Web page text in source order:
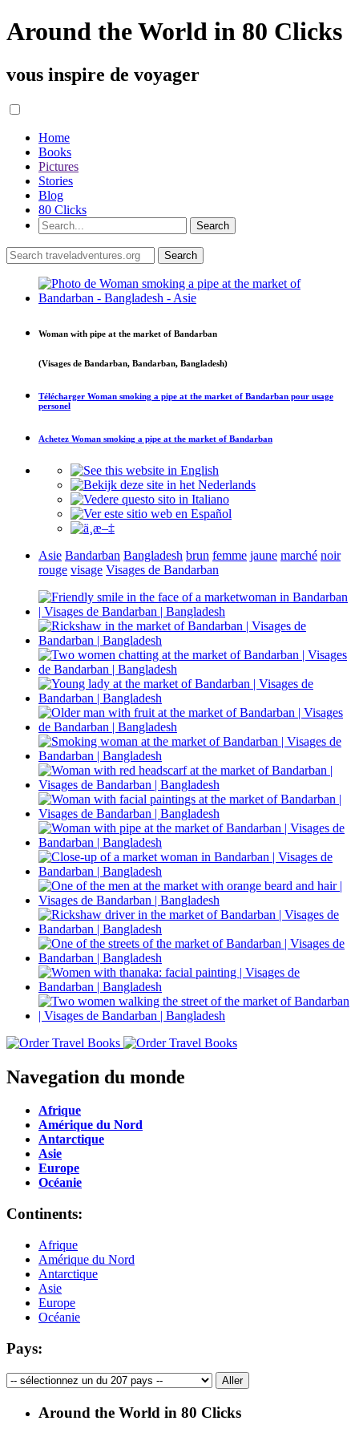
Around the World in 80 Clicks
vous inspire de voyager
Home
Books
Pictures
Stories
Blog
80 Clicks
Woman with pipe at the market of Bandarban
(Visages de Bandarban, Bandarban, Bangladesh)
Télécharger Woman smoking a pipe at the market of Bandarban pour usage
personel
Achetez Woman smoking a pipe at the market of Bandarban
Asie Bandarban Bangladesh brun femme jaune marché noir
rouge visage Visages de Bandarban
Navegation du monde
Afrique
Amérique du Nord
Antarctique
Asie
Europe
Océanie
Continents:
Afrique
Amérique du Nord
Antarctique
Asie
Europe
Océanie
Pays:
Around the World in 80 Clicks